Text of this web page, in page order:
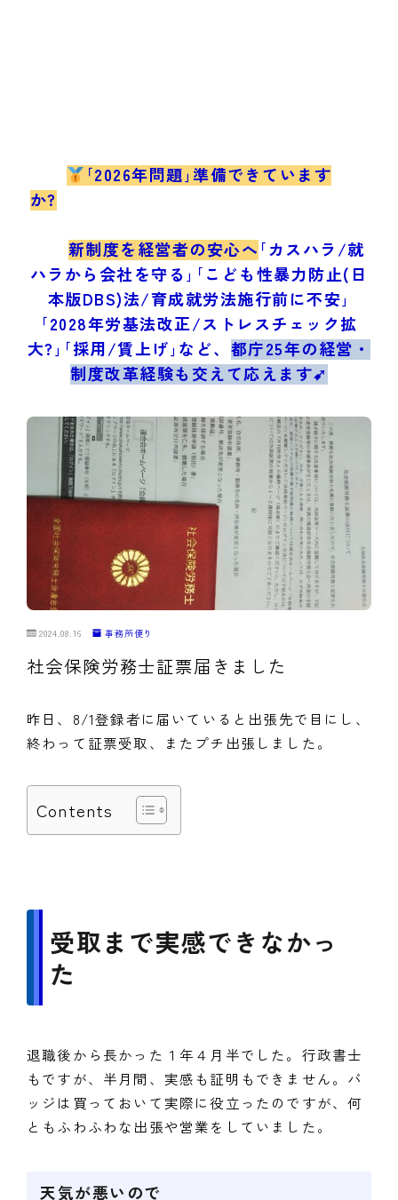
｢2026年問題｣準備できています
か?
新制度を経営者の安心へ ｢カスハラ/就
ハラから会社を守る｣｢こども性暴力防止(日
本版DBS)法/育成就労法施行前に不安｣
｢2028年労基法改正/ストレスチェック拡
大?｣｢採用/賃上げ｣など、 都庁25年の経営・
制度改革経験も交えて応えます➹
2024.08.16 事務所便り
社会保険労務士証票届きました
昨日、8/1登録者に届いていると出張先で目にし、
終わって証票受取、またプチ出張しました。
Contents
受取まで実感できなかっ
た
退職後から長かった１年４月半でした。行政書士
もですが、半月間、実感も証明もできません。バ
ッジは買っておいて実際に役立ったのですが、何
ともふわふわな出張や営業をしていました。
天気が悪いので